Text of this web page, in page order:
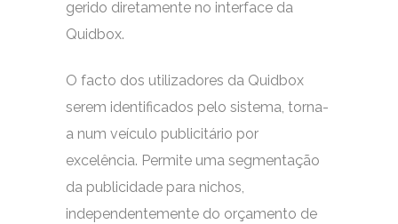
gerido diretamente no interface da
Quidbox.
O facto dos utilizadores da Quidbox
serem identificados pelo sistema, torna-
a num veículo publicitário por
excelência. Permite uma segmentação
da publicidade para nichos,
independentemente do orçamento de